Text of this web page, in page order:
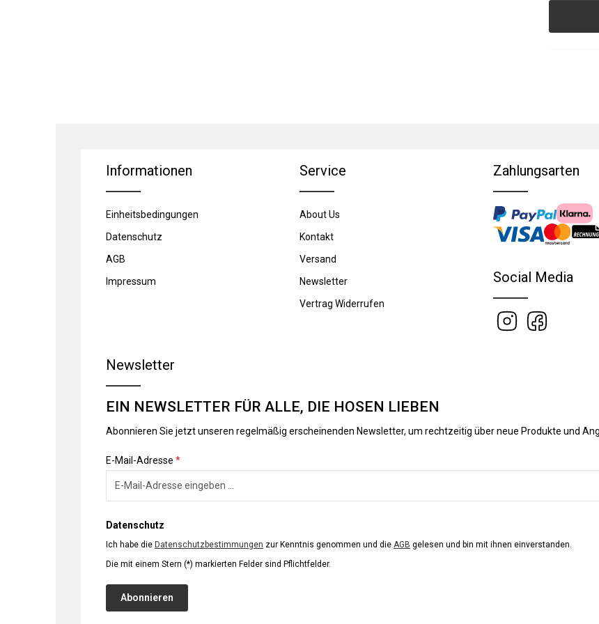
Informationen
Einheitsbedingungen
Datenschutz
AGB
Impressum
Service
About Us
Kontakt
Versand
Newsletter
Vertrag Widerrufen
Zahlungsarten
Social Media
Newsletter
EIN NEWSLETTER FÜR ALLE, DIE HOSEN LIEBEN
Abonnieren Sie jetzt unseren regelmäßig erscheinenden Newsletter, um rechtzeitig über neue Produkte und
E-Mail-Adresse *
Datenschutz
Ich habe die Datenschutzbestimmungen zur Kenntnis genommen und die AGB gelesen und bin mit ihnen einverstanden.
Die mit einem Stern (*) markierten Felder sind Pflichtfelder.
Abonnieren